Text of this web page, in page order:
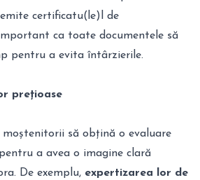
certificatu(le)l de
ca toate documentele să
pentru a evita întârzierile.
prețioase
moștenitorii să obțină o evaluare
a avea o imagine clară
De exemplu, expertizarea lor de